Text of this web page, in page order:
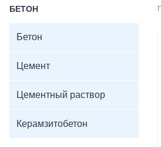
БЕТОН
Бетон
Цемент
Цементный раствор
Керамзитобетон